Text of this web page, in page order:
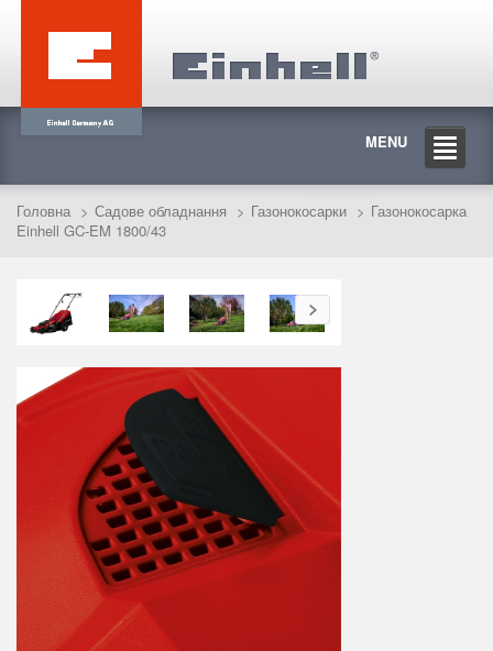
MENU
Головна Садове обладнання Газонокосарки
Газонокосарка
Einhell GC-EM 1800/43